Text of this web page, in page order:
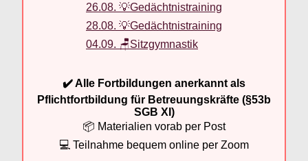
26.08. 💡Gedächtnistraining
28.08. 💡Gedächtnistraining
04.09. 🪑Sitzgymnastik
✔️ Alle Fortbildungen anerkannt als
Pflichtfortbildung für Betreuungskräfte (§53b
SGB XI)
📦 Materialien vorab per Post
💻 Teilnahme bequem online per Zoom